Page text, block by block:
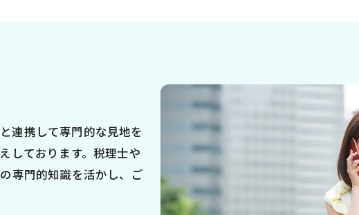
連携して専門的な見地を
しております。税理士や
専門的知識を活かし、ご